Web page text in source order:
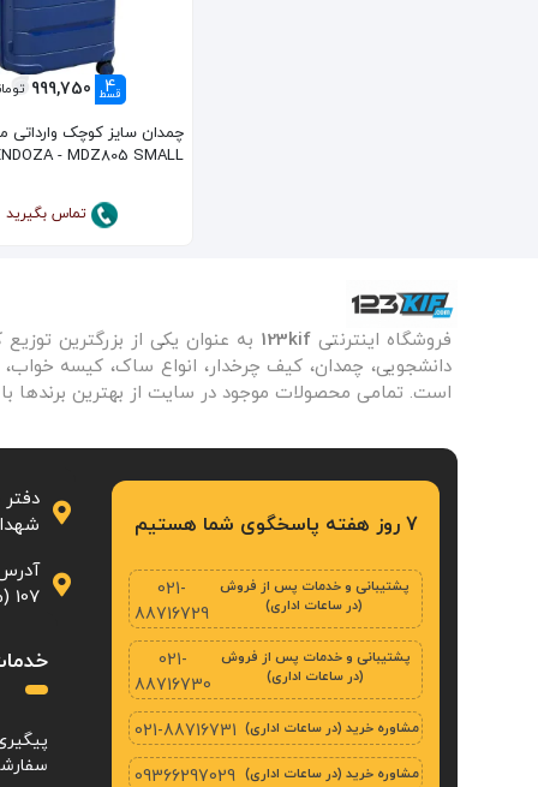
4
قسط 999,750
چمدان سایز کوچک وارداتی
- MDZ805 SMALL
تماس بگیرید
فروشگاه اینترنتی123kif به عنوان یکی از بزرگترین
دانشجویی، چمدان، کیف چرخدار، انواع ساک، کیسه
است. تمامی محصولات موجود در سایت از بهترین برندها
7 روز هفته پاسخگوی شما هستیم
پشتیبانی و خدمات پس از فروش
(در ساعات اداری)
021-
88716729
پشتیبانی و خدمات پس از فروش
(در ساعات اداری)
021-
88716730
مشاوره خرید (در ساعات اداری) 021-88716731
مشاوره خرید (در ساعات اداری) 09366297029
شهدا، پلاک
107 (محله‌ی بازار تهران)